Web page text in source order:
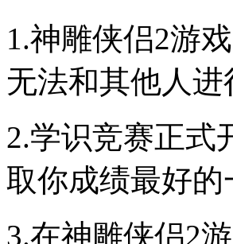
1.神雕侠侣2游
无法和其他人
2.学识竞赛正式
取你成绩最好
3.在神雕侠侣2